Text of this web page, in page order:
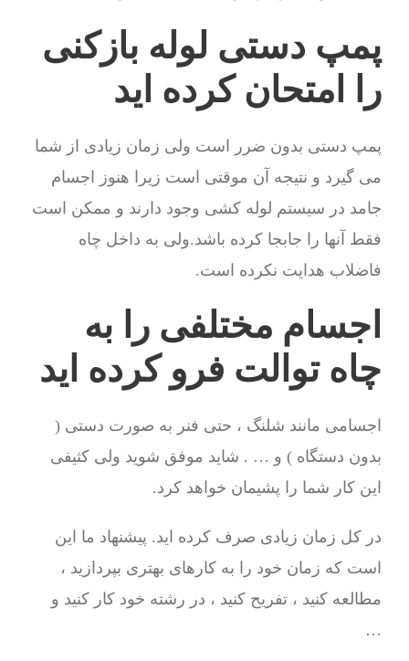
پمپ دستی لوله بازکنی
را امتحان کرده اید
پمپ دستی بدون ضرر است ولی زمان زیادی از شما
می گیرد و نتیجه آن موقتی است زیرا هنوز اجسام
جامد در سیستم لوله کشی وجود دارند و ممکن است
فقط آنها را جابجا کرده باشد.ولی به داخل چاه
فاضلاب هدایت نکرده است.
اجسام مختلفی را به
چاه توالت فرو کرده اید
اجسامی مانند شلنگ ، حتی فنر به صورت دستی (
بدون دستگاه ) و … . شاید موفق شوید ولی کثیفی
این کار شما را پشیمان خواهد کرد.
در کل زمان زیادی صرف کرده اید. پیشنهاد ما این
است که زمان خود را به کارهای بهتری بپردازید ،
مطالعه کنید ، تفریح کنید ، در رشته خود کار کنید و
…